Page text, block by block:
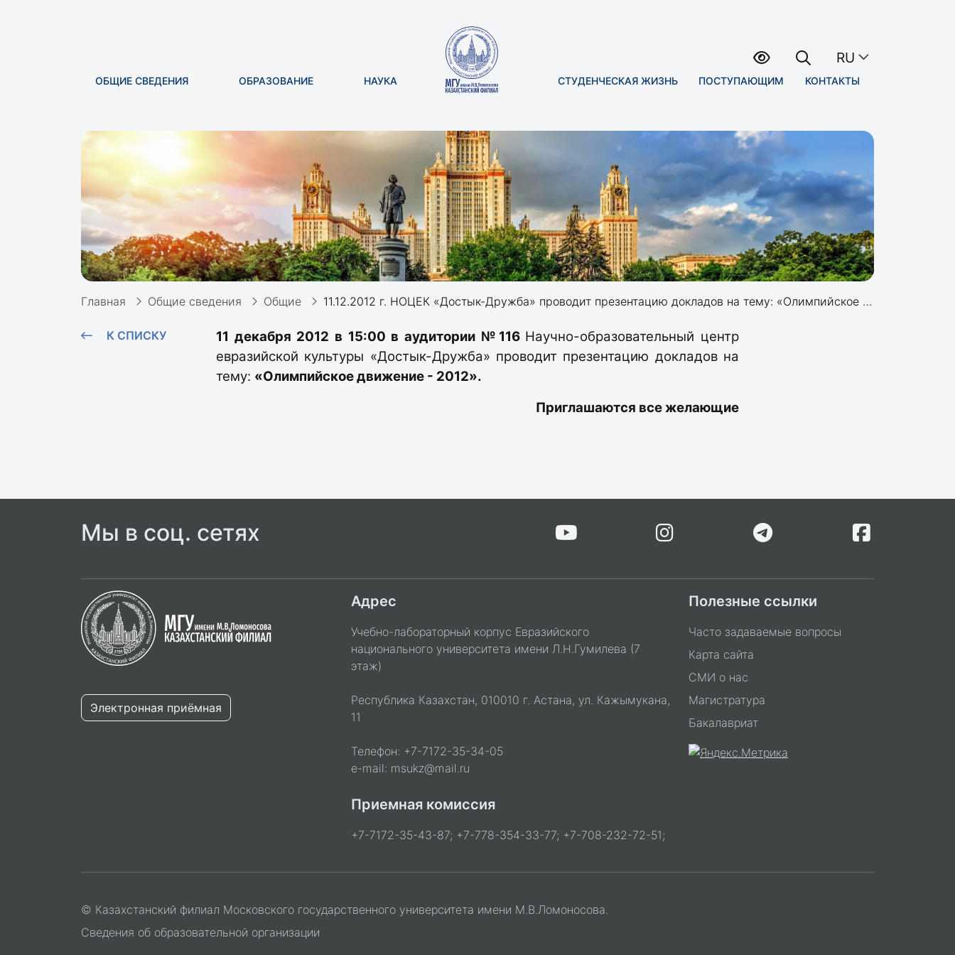
ОБЩИЕ СВЕДЕНИЯ ОБРАЗОВАНИЕ НАУКА СТУДЕНЧЕСКАЯ ЖИЗНЬ ПОСТУПАЮЩИМ КОНТАКТЫ
RU
Главная Общие сведения Общие 11.12.2012 г. НОЦЕК «Достык-Дружба» проводит презентацию докладов на тему: «Олимпийское движение - 2012»
К СПИСКУ 11 декабря 2012 в 15:00 в аудитории №116 Научно-образовательный центр
евразийской культуры «Достык-Дружба» проводит презентацию докладов на
тему: «Олимпийское движение - 2012».
Приглашаются все желающие
Мы в соц. сетях
Электронная приёмная
Адрес
Учебно-лабораторный корпус Евразийского
национального университета имени Л.Н.Гумилева (7
этаж)
Республика Казахстан, 010010 г. Астана, ул. Кажымукана,
11
Телефон: +7-7172-35-34-05
e-mail: msukz@mail.ru
Приемная комиссия
+7-7172-35-43-87; +7-778-354-33-77; +7-708-232-72-51;
Полезные ссылки
Часто задаваемые вопросы
Карта сайта
СМИ о нас
Магистратура
Бакалавриат
© Казахстанский филиал Московского государственного университета имени М.В.Ломоносова.
Сведения об образовательной организации